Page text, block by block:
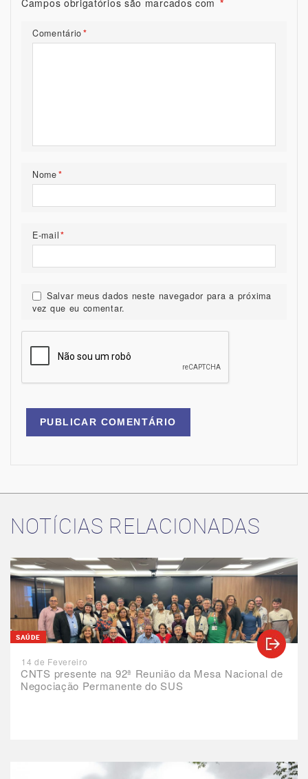
Campos obrigatórios são marcados com *
Comentário*
Nome*
E-mail*
Salvar meus dados neste navegador para a próxima
vez que eu comentar.
NOTÍCIAS RELACIONADAS
CNTS presente na 92ª Reunião da Mesa Nacional de
Negociação Permanente do SUS
SAÚDE
14 de Fevereiro